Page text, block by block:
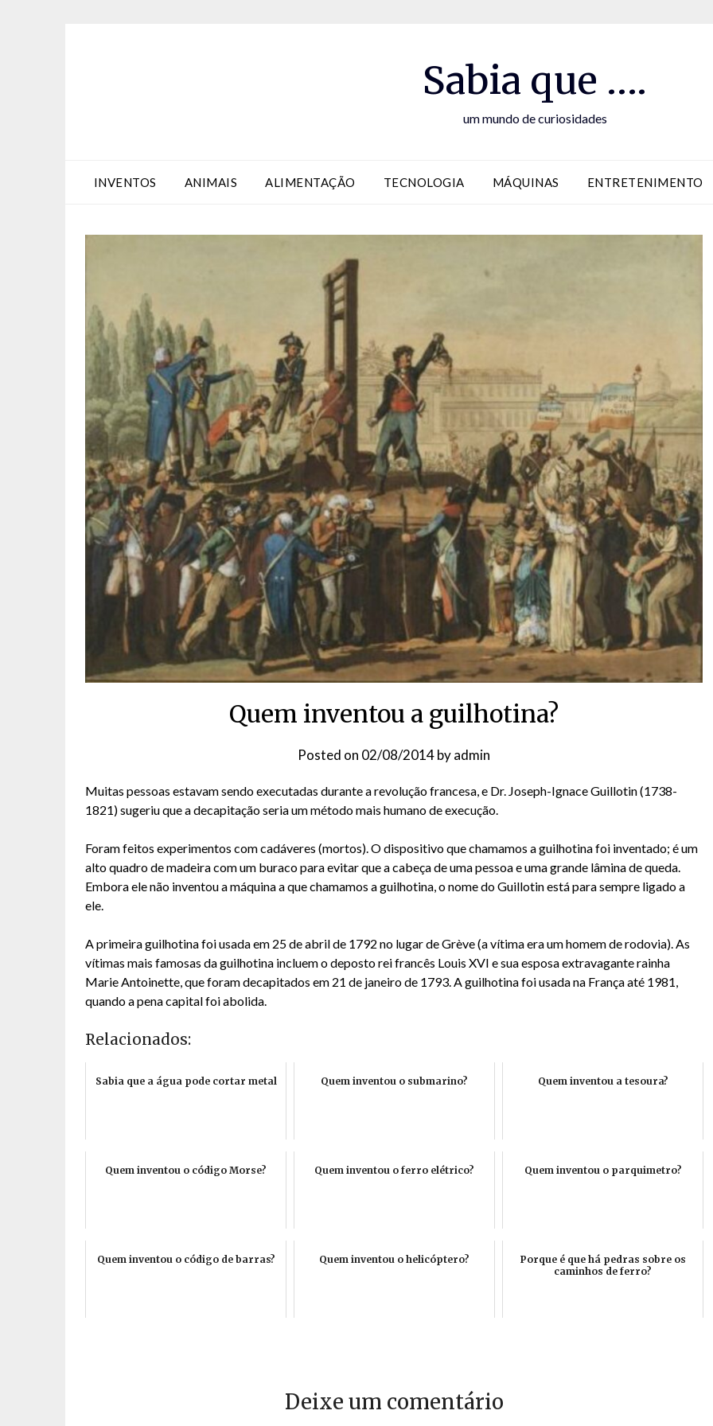
Sabia que ….
um mundo de curiosidades
INVENTOS ANIMAIS ALIMENTAÇÃO TECNOLOGIA MÁQUINAS ENTRETENIMENTO
Quem inventou a guilhotina?
Posted on 02/08/2014byadmin
Muitas pessoas estavam sendo executadas durante a revolução francesa, e Dr. Joseph-Ignace Guillotin (1738-
1821) sugeriu que a decapitação seria um método mais humano de execução.
Foram feitos experimentos com cadáveres (mortos). O dispositivo que chamamos a guilhotina foi inventado; é um
alto quadro de madeira com um buraco para evitar que a cabeça de uma pessoa e uma grande lâmina de queda.
Embora ele não inventou a máquina a que chamamos a guilhotina, o nome do Guillotin está para sempre ligado a
ele.
A primeira guilhotina foi usada em 25 de abril de 1792 no lugar de Grève (a vítima era um homem de rodovia). As
vítimas mais famosas da guilhotina incluem o deposto rei francês Louis XVI e sua esposa extravagante rainha
Marie Antoinette, que foram decapitados em 21 de janeiro de 1793. A guilhotina foi usada na França até 1981,
quando a pena capital foi abolida.
Relacionados:
Sabia que a água pode cortar metal Quem inventou o submarino? Quem inventou a tesoura?
Quem inventou o código Morse? Quem inventou o ferro elétrico? Quem inventou o parquimetro?
Quem inventou o código de barras? Quem inventou o helicóptero?
Porque é que há pedras sobre os
caminhos de ferro?
Deixe um comentário